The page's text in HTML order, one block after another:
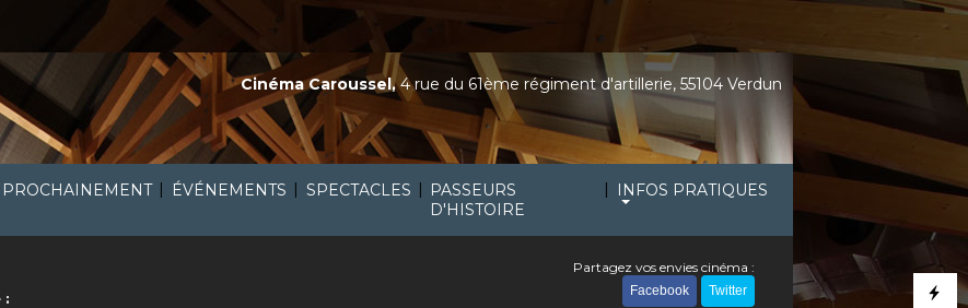
PROCHAINEMENT | ÉVÉNEMENTS | SPECTACLES | PASSEURS
D'HISTOIRE
| INFOS PRATIQUES
Cinéma Caroussel,4 rue du 61ème régiment d'artillerie, 55104 Verdun
:
Partagez vos envies cinéma :
Facebook Twitter